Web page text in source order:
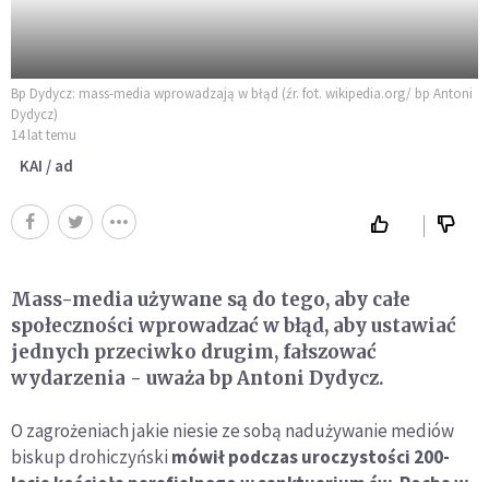
Bp Dydycz: mass-media wprowadzają w błąd (źr. fot. wikipedia.org/ bp Antoni
Dydycz)
14 lat temu
KAI / ad
Mass-media używane są do tego, aby całe
społeczności wprowadzać w błąd, aby ustawiać
jednych przeciwko drugim, fałszować
wydarzenia - uważa bp Antoni Dydycz.
O zagrożeniach jakie niesie ze sobą nadużywanie mediów
biskup drohiczyński mówił podczas uroczystości 200-